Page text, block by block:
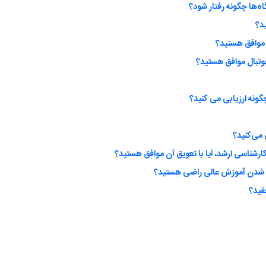
چگونه رفتار شود؟
موافق هستید؟
موافق هستید؟
ارزیابی می کنید؟
ارشد، آیا با تعویق آن موافق هستید؟
شدن آموزش عالی راضی هستید؟